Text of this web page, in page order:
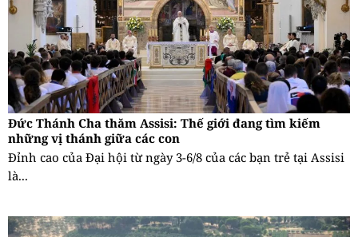
Đức Thánh Cha thăm Assisi: Thế giới đang tìm kiếm
những vị thánh giữa các con
Đỉnh cao của Đại hội từ ngày 3-6/8 của các bạn trẻ tại Assisi
là...